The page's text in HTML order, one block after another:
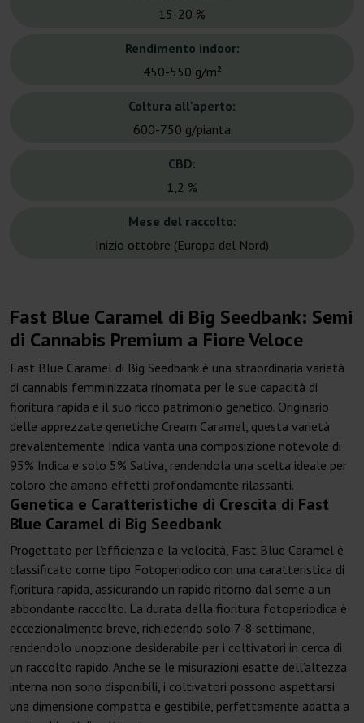
15-20 %
Rendimento indoor:
450-550 g/m²
Coltura all'aperto:
600-750 g/pianta
CBD:
1,2 %
Mese del raccolto:
Inizio ottobre (Europa del Nord)
Fast Blue Caramel di Big Seedbank: Semi
di Cannabis Premium a Fiore Veloce
Fast Blue Caramel di Big Seedbank è una straordinaria varietà
di cannabis femminizzata rinomata per le sue capacità di
fioritura rapida e il suo ricco patrimonio genetico. Originario
delle apprezzate genetiche Cream Caramel, questa varietà
prevalentemente Indica vanta una composizione notevole di
95% Indica e solo 5% Sativa, rendendola una scelta ideale per
coloro che amano effetti profondamente rilassanti.
Genetica e Caratteristiche di Crescita di Fast
Blue Caramel di Big Seedbank
Progettato per l'efficienza e la velocità, Fast Blue Caramel è
classificato come tipo Fotoperiodico con una caratteristica di
floritura rapida, assicurando un rapido ritorno dal seme a un
abbondante raccolto. La durata della fioritura fotoperiodica è
eccezionalmente breve, richiedendo solo 7-8 settimane,
rendendolo un'opzione desiderabile per i coltivatori in cerca di
un raccolto rapido. Anche se le misurazioni esatte dell'altezza
interna non sono disponibili, i coltivatori possono aspettarsi
una dimensione compatta e gestibile, perfettamente adatta a